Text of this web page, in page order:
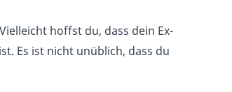
hoffst du, dass dein Ex-
Es ist nicht unüblich, dass du